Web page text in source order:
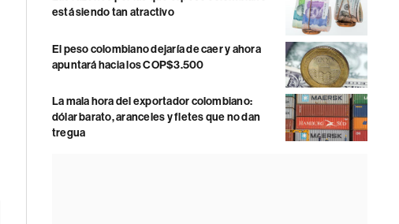
está siendo tan atractivo
El peso colombiano dejaría de caer y ahora
apuntará hacia los COP$3.500
La mala hora del exportador colombiano:
dólar barato, aranceles y fletes que no dan
tregua